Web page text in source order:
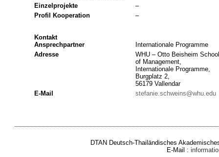
Einzelprojekte
–
Profil Kooperation
–
Kontakt
Ansprechpartner
Internationale Programme
Adresse
WHU – Otto Beisheim School
of Management,
Internationale Programme,
Burgplatz 2,
56179 Vallendar
E-Mail
stefanie.schweins@whu.edu
DTAN Deutsch-Thailändisches
E-Mail :